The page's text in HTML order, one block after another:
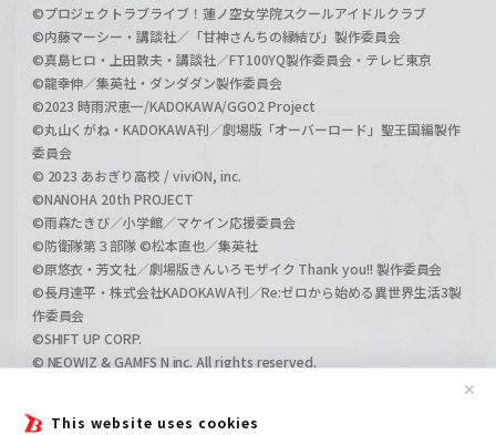
This website uses cookies
✕
©プロジェクトラブライブ！蓮ノ空女学院スクールアイドルクラブ
©内藤マーシー・講談社／「甘神さんちの縁結び」製作委員会
©真島ヒロ・上田敦夫・講談社／FT100YQ製作委員会・テレビ東京
©龍幸伸／集英社・ダンダダン製作委員会
©2023 時雨沢恵一/KADOKAWA/GGO2 Project
©丸山くがね・KADOKAWA刊／劇場版「オーバーロード」聖王国編製作
委員会
© 2023 あおぎり高校 / viviON, inc.
©NANOHA 20th PROJECT
©雨森たきび／小学館／マケイン応援委員会
©防衛隊第３部隊 ©松本直也／集英社
©原悠衣・芳文社／劇場版きんいろモザイク Thank you!! 製作委員会
©長月達平・株式会社KADOKAWA刊／Re:ゼロから始める異世界生活3製
作委員会
©SHIFT UP CORP.
© NEOWIZ & GAMFS N inc. All rights reserved.
©GIRLS und PANZER Film Projekt